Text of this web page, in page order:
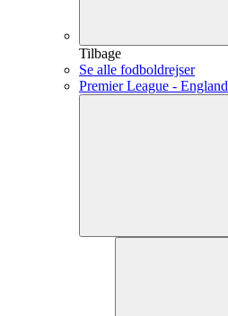
Tilbage
Se alle fodboldrejser
Premier League - England